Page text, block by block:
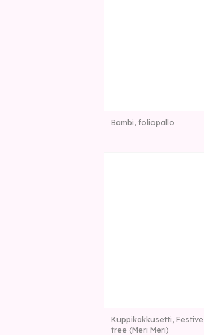
Bambi, foliopallo
Kuppikakkusetti, Festive
tree (Meri Meri)